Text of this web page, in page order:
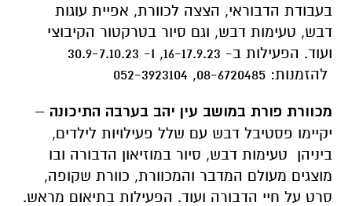
בעבודת הדבוראי, הצצה לכוורת, אפיית עוגות
דבש, טעימות דבש, וגם סיור בטרקטור הקיבוצי
ועוד. הפעילות ב- 16-17.9.23, ו- 30.9-7.10.23
להזמנות: 08-6720485, 052-3923104
מכוורת פורת במושב עין יהב בערבה התיכונה –
יקיימו פסטיבל דבש עם שלל פעילויות לילדים,
ביניהן טעימות דבש, סיור במוזיאון הדבורה ובו
מוצגים מעולם המדבר והמכוורת, כוורת שקופה,
סרט על חיי הדבורה ועוד. הפעילות בתיאום מראש.